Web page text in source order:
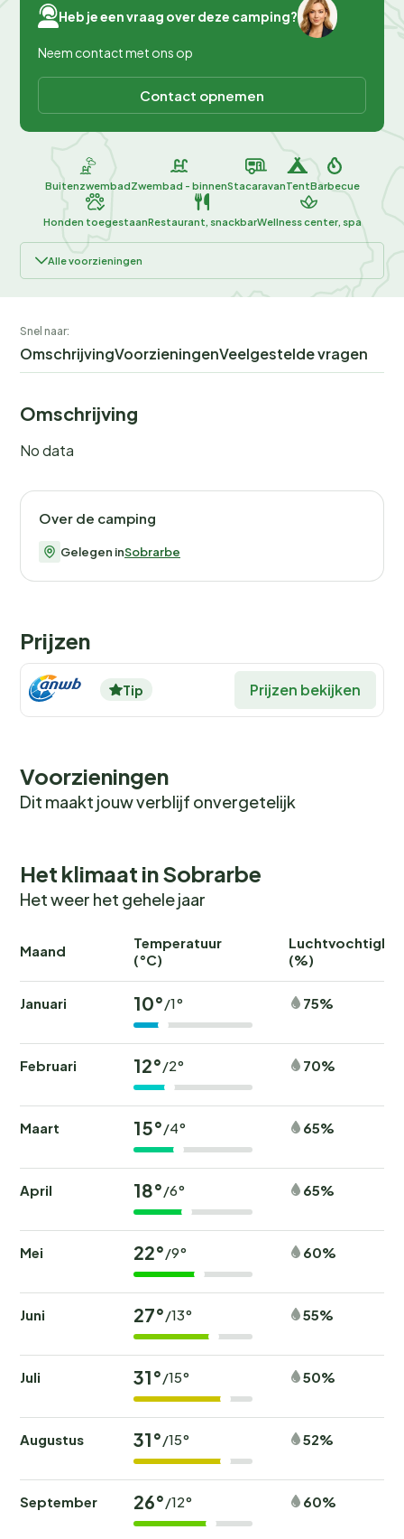
Heb je een vraag over deze camping?
Neem contact met ons op
Contact opnemen
BuitenzwembadZwembad - binnenStacaravanTentBarbecue
Honden toegestaanRestaurant, snackbarWellness center, spa
Alle voorzieningen
Snel naar:
OmschrijvingVoorzieningenVeelgestelde vragen
Omschrijving
No data
Over de camping
Gelegen inSobrarbe
Prijzen
Tip Prijzen bekijken
Voorzieningen
Dit maakt jouw verblijf onvergetelijk
Het klimaat in Sobrarbe
Het weer het gehele jaar
Maand
Temperatuur
(°C)
(%)
Januari 10°/1° 75%
Februari 12°/2° 70%
Maart 15°/4° 65%
April 18°/6° 65%
Mei 22°/9° 60%
Juni 27°/13° 55%
Juli 31°/15° 50%
Augustus 31°/15° 52%
September 26°/12° 60%